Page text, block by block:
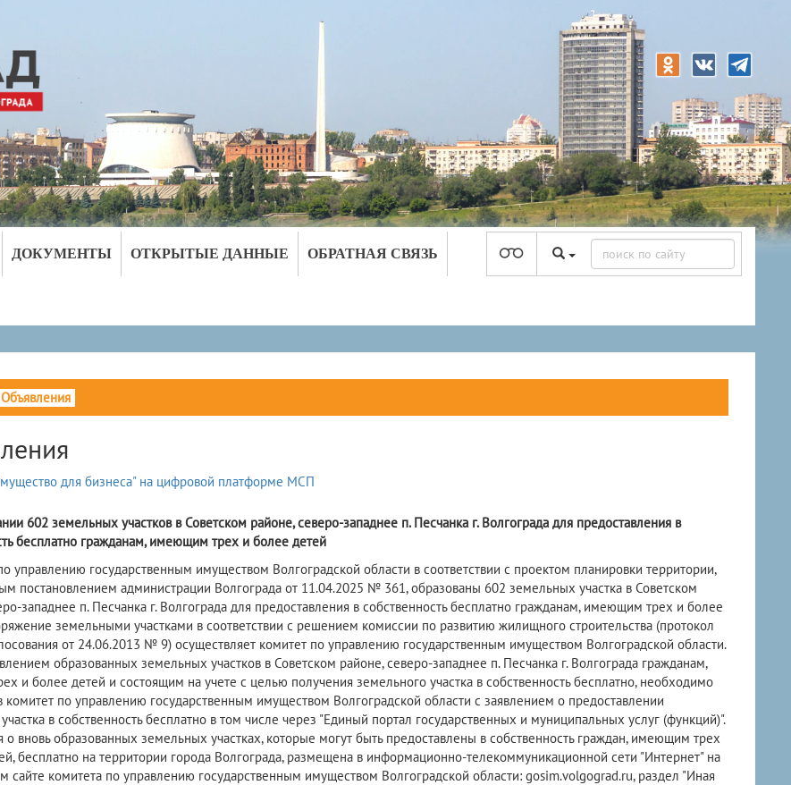
ДОКУМЕНТЫ ОТКРЫТЫЕ ДАННЫЕ ОБРАТНАЯ СВЯЗЬ
Объявления
602 земельных участков в Советском районе, северо-западнее п. Песчанка г. Волгограда для предоставления в
бесплатно гражданам, имеющим трех и более детей
управлению государственным имуществом Волгоградской области в соответствии с проектом планировки территории,
постановлением администрации Волгограда от 11.04.2025 № 361, образованы 602 земельных участка в Советском
западнее п. Песчанка г. Волгограда для предоставления в собственность бесплатно гражданам, имеющим трех и более
земельными участками в соответствии с решением комиссии по развитию жилищного строительства (протокол
от 24.06.2013 № 9) осуществляет комитет по управлению государственным имуществом Волгоградской области.
образованных земельных участков в Советском районе, северо-западнее п. Песчанка г. Волгограда гражданам,
и более детей и состоящим на учете с целью получения земельного участка в собственность бесплатно, необходимо
комитет по управлению государственным имуществом Волгоградской области с заявлением о предоставлении
в собственность бесплатно в том числе через "Единый портал государственных и муниципальных услуг (функций)".
вновь образованных земельных участках, которые могут быть предоставлены в собственность граждан, имеющим трех
бесплатно на территории города Волгограда, размещена в информационно-телекоммуникационной сети "Интернет" на
сайте комитета по управлению государственным имуществом Волгоградской области: gosim.volgograd.ru, раздел "Иная